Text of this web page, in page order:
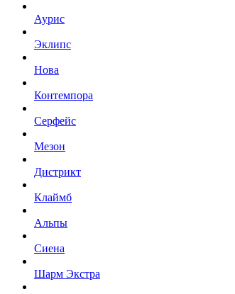
Аурис
Эклипс
Нова
Контемпора
Серфейс
Мезон
Дистрикт
Клаймб
Альпы
Сиена
Шарм Экстра